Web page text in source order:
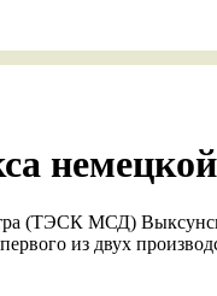
(ТЭСК МСД)
из двух